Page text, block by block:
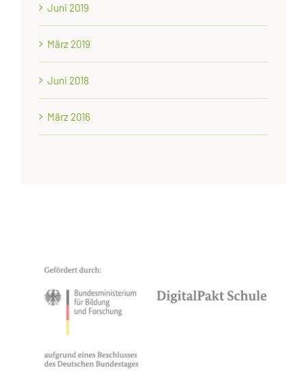
Juni 2019
März 2019
Juni 2018
März 2016